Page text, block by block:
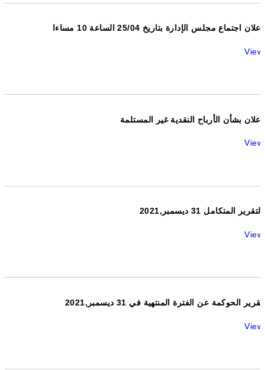
اعلان اجتماع مجلس الإدارة بتاريخ 25/04 الساعة 10 مساءا
View
إعلان بشأن الأرباح النقدية غير المستلمة
View
التقرير المتكامل 31 ديسمبر,2021
View
تقرير الحوكمة عن الفترة المنتهية في 31 ديسمبر,2021
View